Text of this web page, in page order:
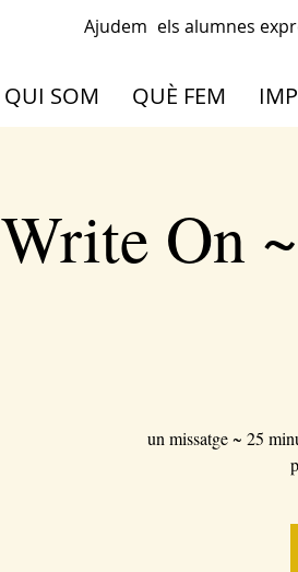
Ajudem els alumnes
QUI SOM QUÈ FEM
Write On
un missatge ~ 25